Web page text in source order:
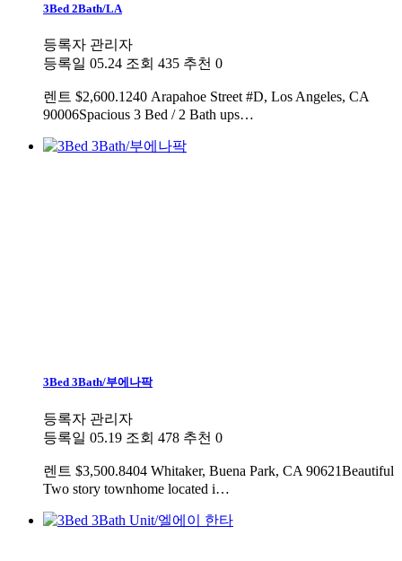
3Bed 2Bath/LA
등록자 관리자
등록일 05.24 조회 435 추천 0
렌트 $2,600.1240 Arapahoe Street #D, Los Angeles, CA
90006Spacious 3 Bed / 2 Bath ups…
3Bed 3Bath/부에나팍
등록자 관리자
등록일 05.19 조회 478 추천 0
렌트 $3,500.8404 Whitaker, Buena Park, CA 90621Beautiful
Two story townhome located i…